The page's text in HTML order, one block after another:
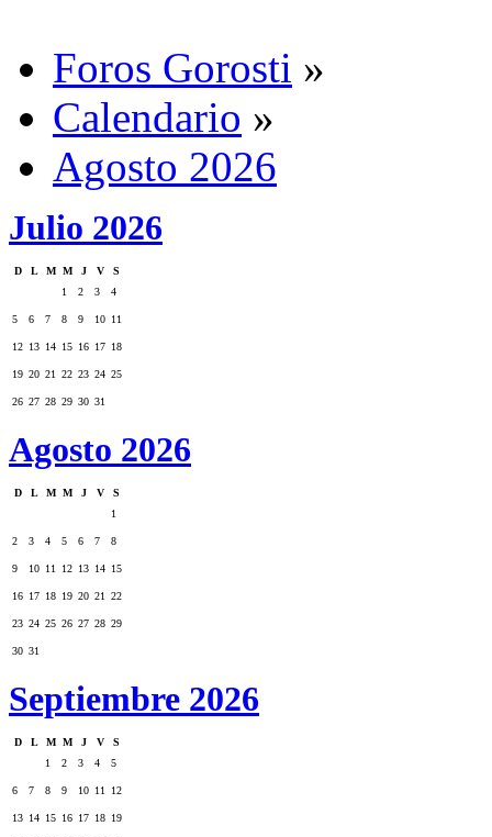
Foros Gorosti »
Calendario »
Agosto 2026
Julio 2026
D L M M J V
S
1
2 3 4
5 6 7 8 9 10 11
12 13 14 15 16 17 18
19 20 21 22 23 24 25
26 27 28 29 30 31
Agosto 2026
D L M M J V
S
1
2 3 4 5 6 7 8
9 10 11 12 13 14 15
16 17 18 19 20 21 22
23 24 25 26 27 28 29
30 31
Septiembre 2026
D L M M J V
S
1
2 3 4 5
6 7 8 9 10 11 12
13 14 15 16 17 18 19